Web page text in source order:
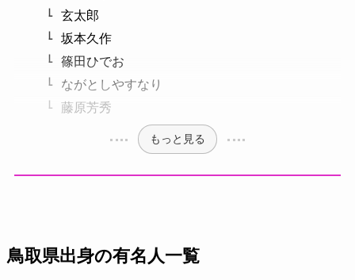
玄太郎
坂本久作
篠田ひでお
ながとしやすなり
藤原芳秀
もっと見る
鳥取県出身の有名人一覧